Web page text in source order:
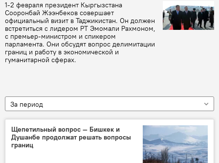
1-2 февраля президент Кыргызстана
Сооронбай Жээнбеков совершает
официальный визит в Таджикистан. Он должен
встретиться с лидером РТ Эмомали Рахмоном,
с премьер-министром и спикером
парламента. Они обсудят вопрос делимитации
границ и работу в экономической и
гуманитарной сферах.
За период
Щепетильный вопрос — Бишкек и
Душанбе продолжат решать вопросы
границ